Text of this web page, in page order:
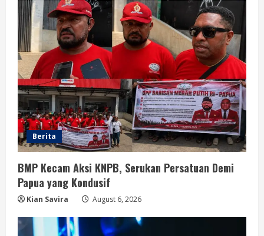
Berita
BMP Kecam Aksi KNPB, Serukan Persatuan Demi
Papua yang Kondusif
Kian Savira August 6, 2026